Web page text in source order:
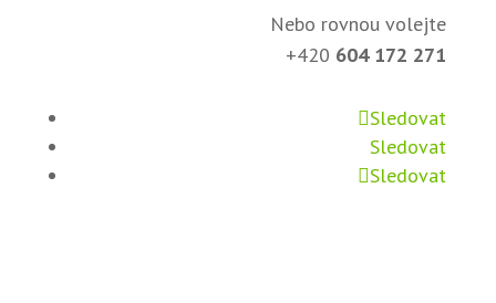
Nebo rovnou volejte
+420 604 172 271
Sledovat
Sledovat
Sledovat